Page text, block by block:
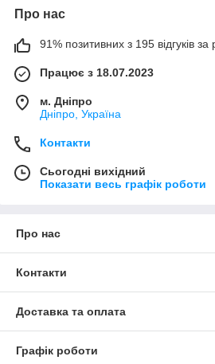
Про нас
91% позитивних з 195 відгуків за
Працює з 18.07.2023
м. Дніпро
Дніпро, Україна
Контакти
Сьогодні вихідний
Показати весь графік роботи
Про нас
Контакти
Доставка та оплата
Графік роботи